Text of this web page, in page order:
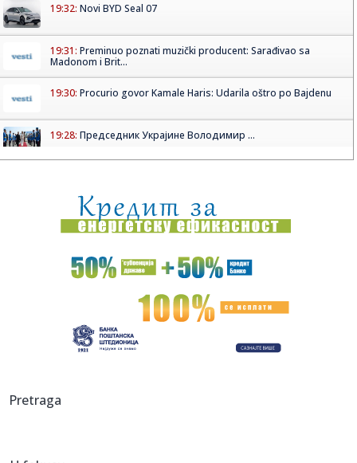
19:32: Novi BYD Seal 07
19:31: Preminuo poznati muzički producent: Sarađivao sa
Madonom i Brit...
19:30: Procurio govor Kamale Haris: Udarila oštro po Bajdenu
19:28: Председник Украјине Володимир ...
19:25:Olimpijakos odvodi ljubimca Zvezdinih navijača?!
19:24:SKANDAL U KOMŠILUKU: Sarajevo zbog koncerata Dina
Merlina seli m...
Путничка возила на Батровцима ...
19:22:Lukić potpisuje! Srbin postaje član povratnika (FOTO)
Veta...
Pretraga